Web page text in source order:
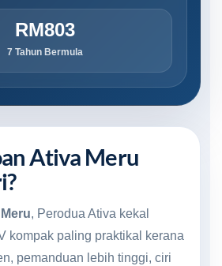
RM803
7 Tahun Bermula
Ativa Meru
Meru, Perodua Ativa kekal
kompak paling praktikal kerana
pemanduan lebih tinggi, ciri